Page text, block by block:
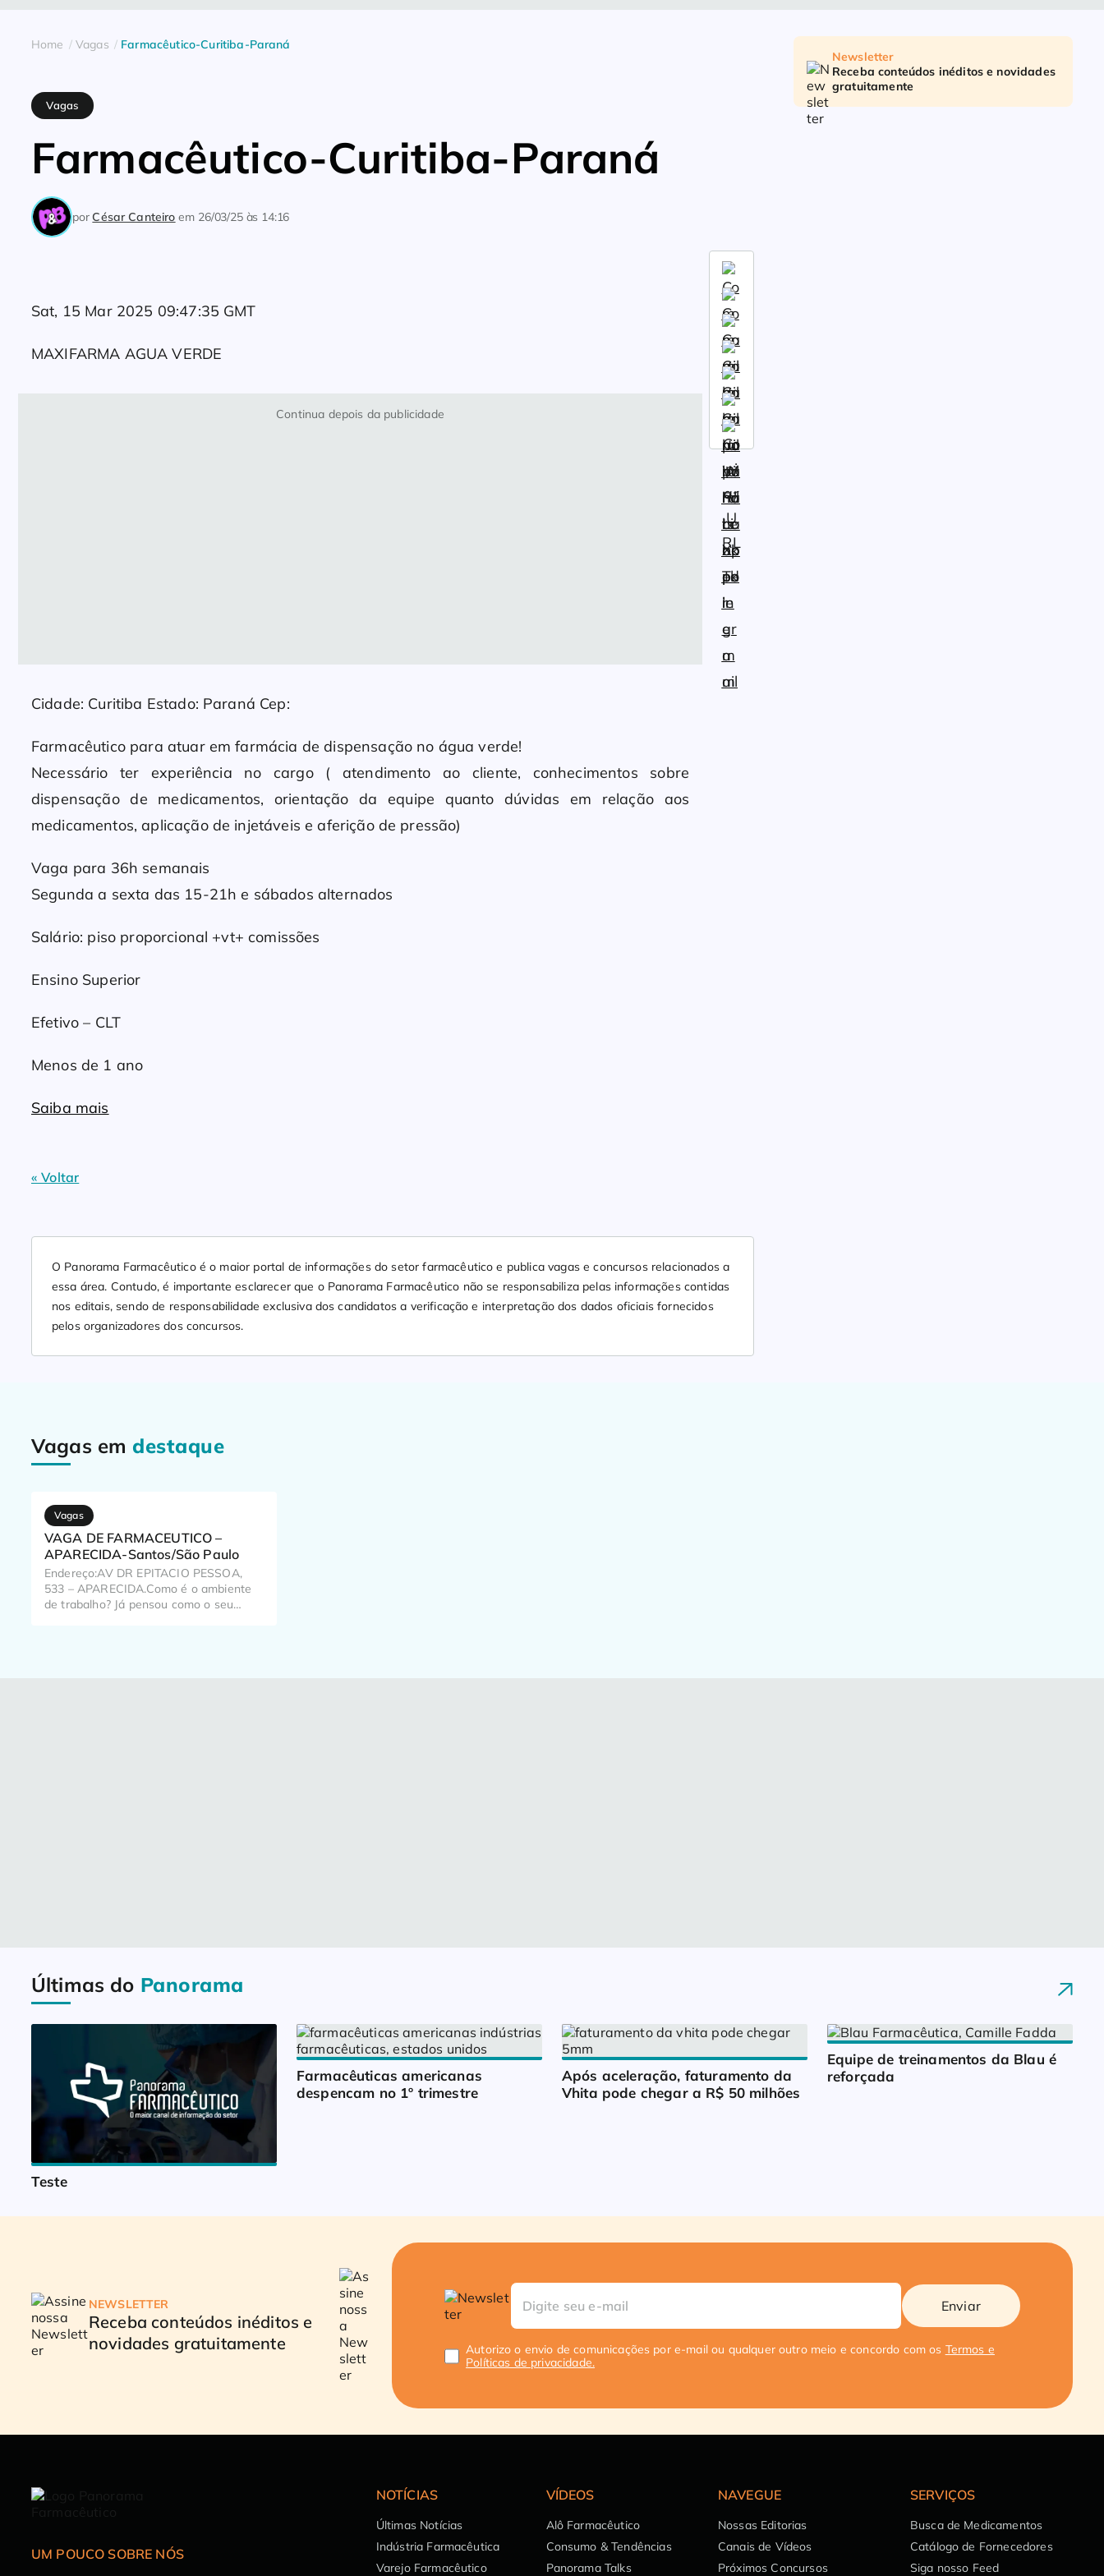
Home Vagas Farmacêutico-Curitiba-Paraná
Vagas
Farmacêutico-Curitiba-Paraná
porCésar Canteiro em 26/03/25 às 14:16
Sat, 15 Mar 2025 09:47:35 GMT
MAXIFARMA AGUA VERDE
Continua depois da publicidade
Cidade: Curitiba Estado: Paraná Cep:
Farmacêutico para atuar em farmácia de dispensação no água verde!
Necessário ter experiência no cargo ( atendimento ao cliente, conhecimentos sobre
dispensação de medicamentos, orientação da equipe quanto dúvidas em relação aos
medicamentos, aplicação de injetáveis e aferição de pressão)
Vaga para 36h semanais
Segunda a sexta das 15-21h e sábados alternados
Salário: piso proporcional +vt+ comissões
Ensino Superior
Efetivo – CLT
Menos de 1 ano
Saiba mais
« Voltar
O Panorama Farmacêutico é o maior portal de informações do setor farmacêutico e publica vagas e concursos relacionados a
essa área. Contudo, é importante esclarecer que o Panorama Farmacêutico não se responsabiliza pelas informações contidas
nos editais, sendo de responsabilidade exclusiva dos candidatos a verificação e interpretação dos dados oficiais fornecidos
pelos organizadores dos concursos.
Newsletter
Receba conteúdos inéditos e novidades
gratuitamente
Vagas em destaque
Vagas
VAGA DE FARMACEUTICO –
APARECIDA-Santos/São Paulo
Endereço:AV DR EPITACIO PESSOA,
533 – APARECIDA.Como é o ambiente
de trabalho? Já pensou como o seu
Últimas do Panorama
Teste
Farmacêuticas americanas
despencam no 1º trimestre
Após aceleração, faturamento da
Vhita pode chegar a R$ 50 milhões
Equipe de treinamentos da Blau é
reforçada
NEWSLETTER
Receba conteúdos inéditos e
novidades gratuitamente
Enviar
Autorizo o envio de comunicações por e-mail ou qualquer outro meio e concordo com os Termos e
Políticas de privacidade.
UM POUCO SOBRE NÓS
NOTÍCIAS
Últimas Notícias
Indústria Farmacêutica
Varejo Farmacêutico
VÍDEOS
Alô Farmacêutico
Consumo & Tendências
Panorama Talks
NAVEGUE
Nossas Editorias
Canais de Vídeos
Próximos Concursos
SERVIÇOS
Busca de Medicamentos
Catálogo de Fornecedores
Siga nosso Feed